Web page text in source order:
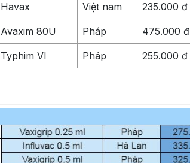
Havax Việt nam 235.000 đ
Avaxim 80U Pháp 475.000 đ
Typhim VI Pháp 255.000 đ